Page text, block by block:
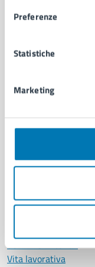
Preferenze
Statistiche
Marketing
Politici
Intranet, posta
CATEGORIE DI SERVIZIO
Anagrafe e stato
Cultura e tempo
Educazione e
Giustizia e sicurezza
Servizi Cimiteriali
Vita lavorativa